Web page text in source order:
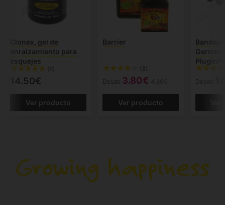
Clonex, gel de
enraizamiento para
esquejes
(6)
14.50€
Ver producto
Barrier
(3)
Desde 3.80€
Ver producto
Bandeja
Desde